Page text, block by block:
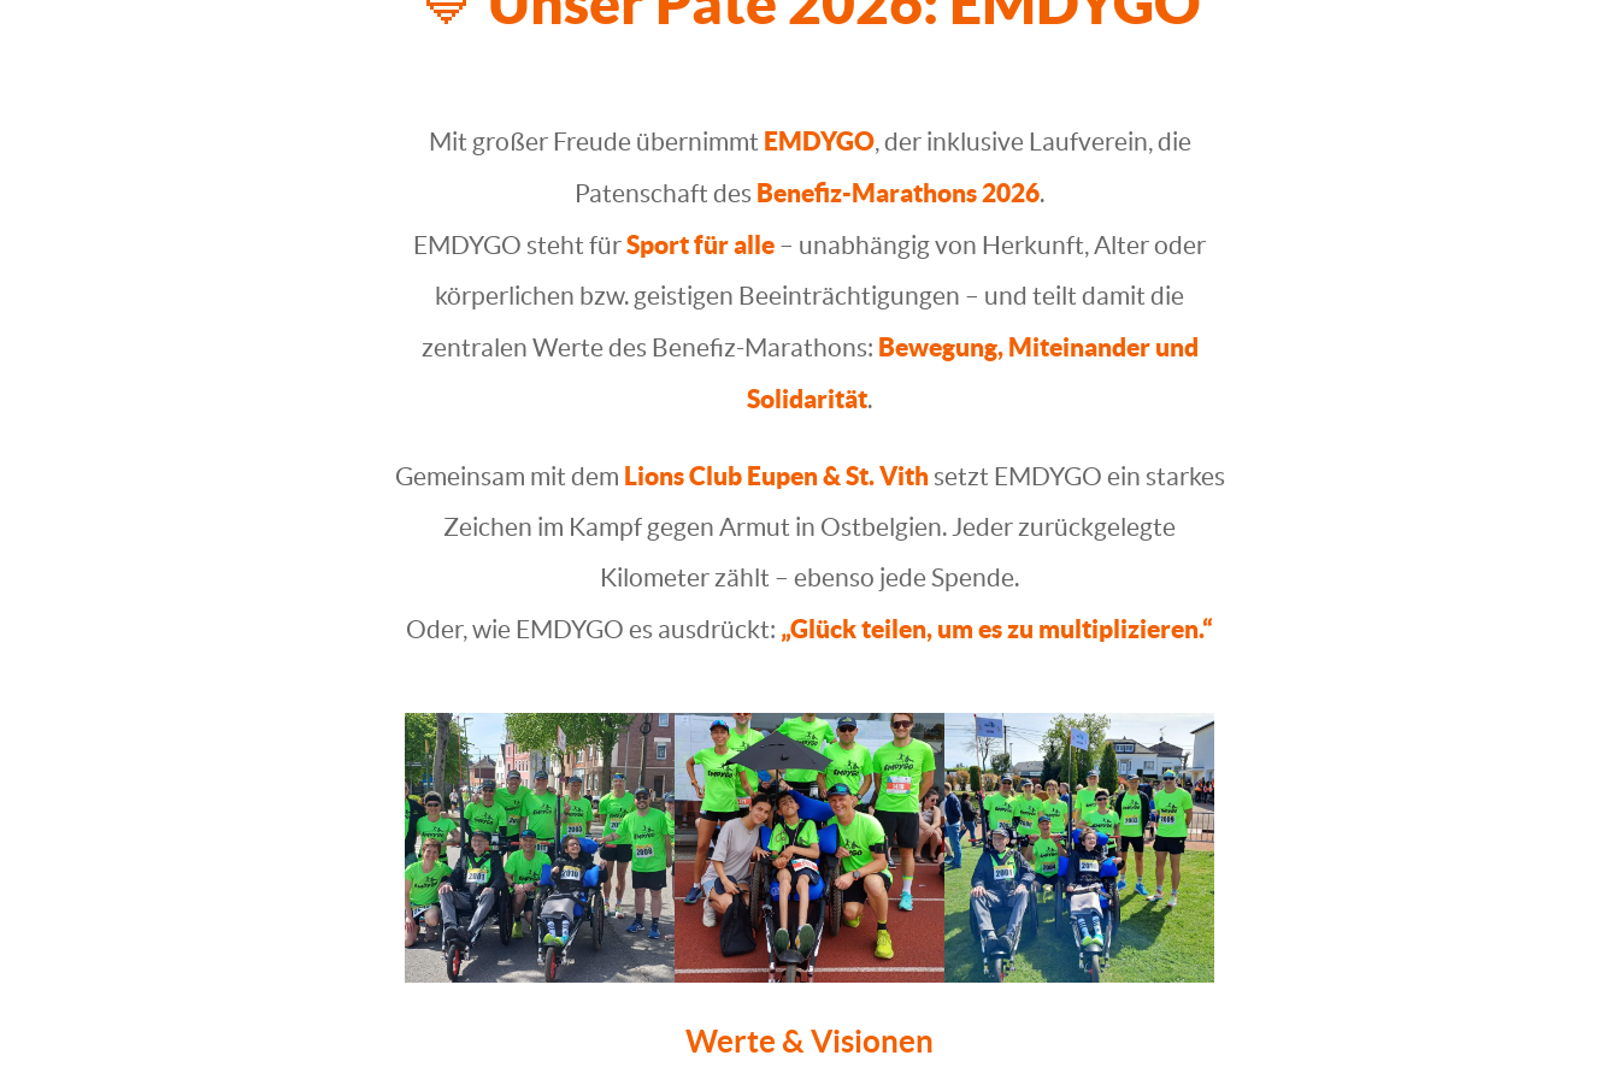
Mit großer Freude übernimmt EMDYGO, der inklusive Laufverein, die
Patenschaft des Benefiz-Marathons 2026.
EMDYGO steht fürSport für alle – unabhängig von Herkunft, Alter oder
körperlichen bzw. geistigen Beeinträchtigungen – und teilt damit die
zentralen Werte des Benefiz-Marathons: Bewegung, Miteinander und
Solidarität.
Gemeinsam mit dem Lions Club Eupen & St. Vithsetzt EMDYGO ein starkes
Zeichen im Kampf gegen Armut in Ostbelgien. Jeder zurückgelegte
Kilometer zählt – ebenso jede Spende.
Oder, wie EMDYGO es ausdrückt: „Glück teilen, um es zu multiplizieren.“
Werte & Visionen